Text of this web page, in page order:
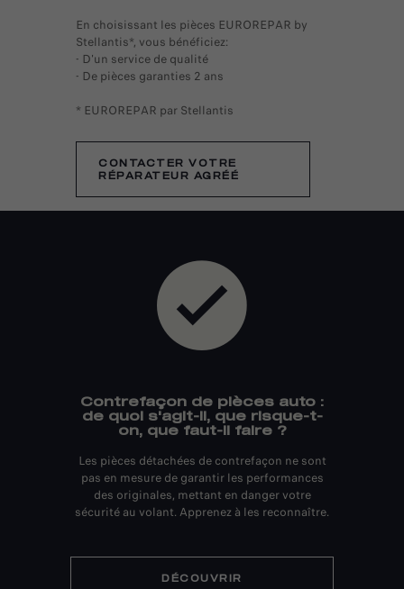
En choisissant les pièces EUROREPAR by
Stellantis*, vous bénéficiez:
- D'un service de qualité
- De pièces garanties 2 ans
* EUROREPAR par Stellantis
CONTACTER VOTRE
RÉPARATEUR AGRÉÉ
Contrefaçon de pièces auto :
de quoi s'agit-il, que risque-t-
on, que faut-il faire ?
Les pièces détachées de contrefaçon ne sont
pas en mesure de garantir les performances
des originales, mettant en danger votre
sécurité au volant. Apprenez à les reconnaître.
DÉCOUVRIR